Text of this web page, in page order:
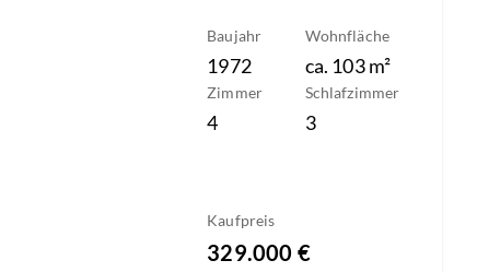
Baujahr
1972
Wohnfläche
ca. 103m²
Zimmer
4
Schlafzimmer
3
Kaufpreis
329.000 €